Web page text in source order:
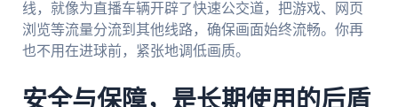
线，就像为直播车辆开辟了快速公交道，把游戏、网页
浏览等流量分流到其他线路，确保画面始终流畅。你再
也不用在进球前，紧张地调低画质。
安全与保障，是长期使用的后盾